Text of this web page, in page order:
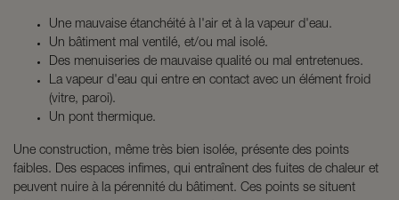
Une mauvaise étanchéité à l'air et à la vapeur d'eau.
Un bâtiment mal ventilé, et/ou mal isolé.
Des menuiseries de mauvaise qualité ou mal entretenues.
La vapeur d'eau qui entre en contact avec un élément froid
(vitre, paroi).
Un pont thermique.
Une construction, même très bien isolée, présente des points
faibles. Des espaces infimes, qui entraînent des fuites de chaleur et
peuvent nuire à la pérennité du bâtiment. Ces points se situent